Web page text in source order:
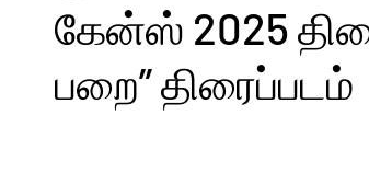
Tv news
கேன்ஸ் 2025
பறை” திரைப்படம்